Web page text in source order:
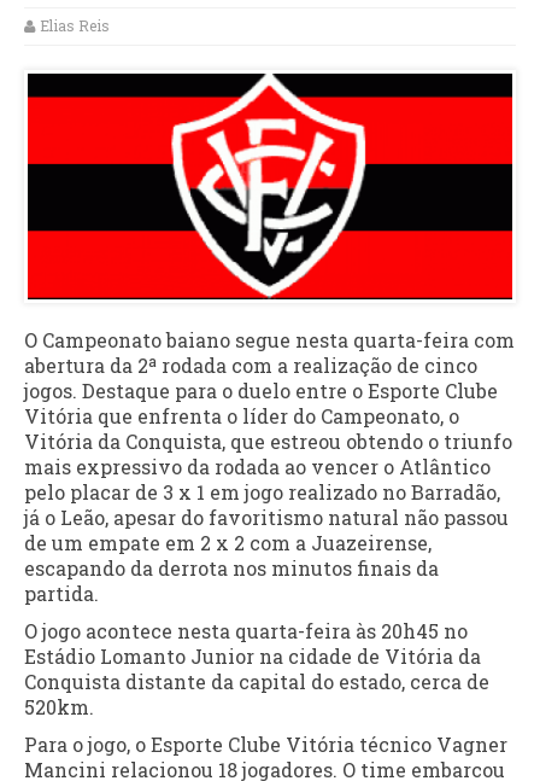
Elias Reis
O Campeonato baiano segue nesta quarta-feira com
abertura da 2ª rodada com a realização de cinco
jogos. Destaque para o duelo entre o Esporte Clube
Vitória que enfrenta o líder do Campeonato, o
Vitória da Conquista, que estreou obtendo o triunfo
mais expressivo da rodada ao vencer o Atlântico
pelo placar de 3 x 1 em jogo realizado no Barradão,
já o Leão, apesar do favoritismo natural não passou
de um empate em 2 x 2 com a Juazeirense,
escapando da derrota nos minutos finais da
partida.
O jogo acontece nesta quarta-feira às 20h45 no
Estádio Lomanto Junior na cidade de Vitória da
Conquista distante da capital do estado, cerca de
520km.
Para o jogo, o Esporte Clube Vitória técnico Vagner
Mancini relacionou 18 jogadores. O time embarcou